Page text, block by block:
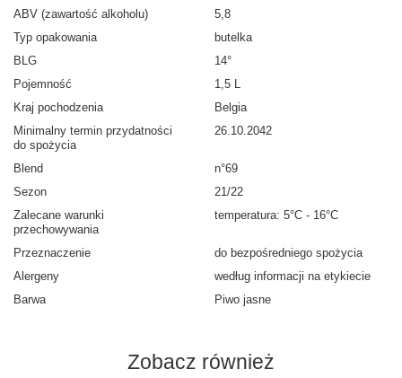
ABV (zawartość alkoholu)
5,8
Typ opakowania
butelka
BLG
14°
Pojemność
1,5 L
Kraj pochodzenia
Belgia
Minimalny termin przydatności
do spożycia
26.10.2042
Blend
n°69
Sezon
21/22
Zalecane warunki
przechowywania
temperatura: 5°C - 16°C
Przeznaczenie
do bezpośredniego spożycia
Alergeny
według informacji na etykiecie
Barwa
Piwo jasne
Zobacz również